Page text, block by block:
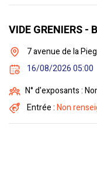
VIDE GRENIERS -
7 avenue de la
16/08/2026 05:00
N° d'exposants :
Entrée :Non